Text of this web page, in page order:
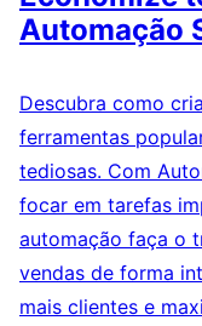
Automação
Descubra como
ferramentas
tediosas. Com
focar em tarefas
automação faça o
vendas de forma
mais clientes e